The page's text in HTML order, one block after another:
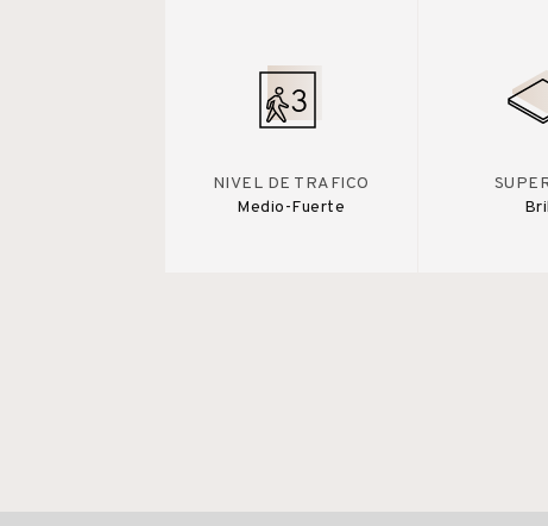
NIVEL DE TRAFICO
Medio-Fuerte